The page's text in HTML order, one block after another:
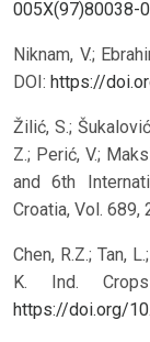
005X(97)80038-0
Niknam, V.;
DOI: https://
Žilić, S.;
Z.; Perić, V.;
and 6th
Croatia, Vol. 689,
Chen, R.Z.; Tan,
K. Ind.
https://doi.org/